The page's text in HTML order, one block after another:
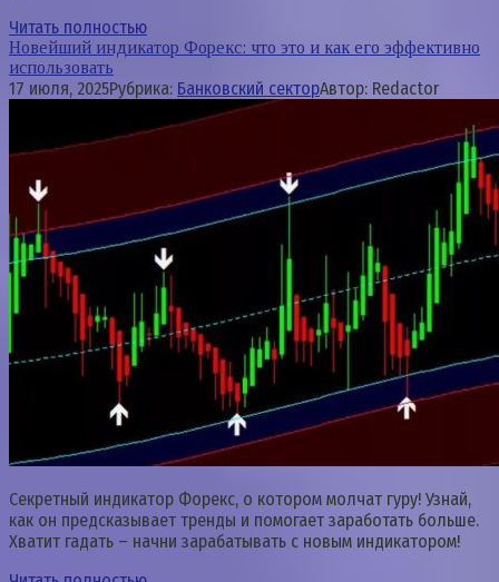
Читать полностью
Новейший индикатор Форекс: что это и как его эффективно
использовать
17 июля, 2025Рубрика: Банковский секторАвтор: Redactor
Секретный индикатор Форекс, о котором молчат гуру! Узнай,
как он предсказывает тренды и помогает заработать больше.
Хватит гадать – начни зарабатывать с новым индикатором!